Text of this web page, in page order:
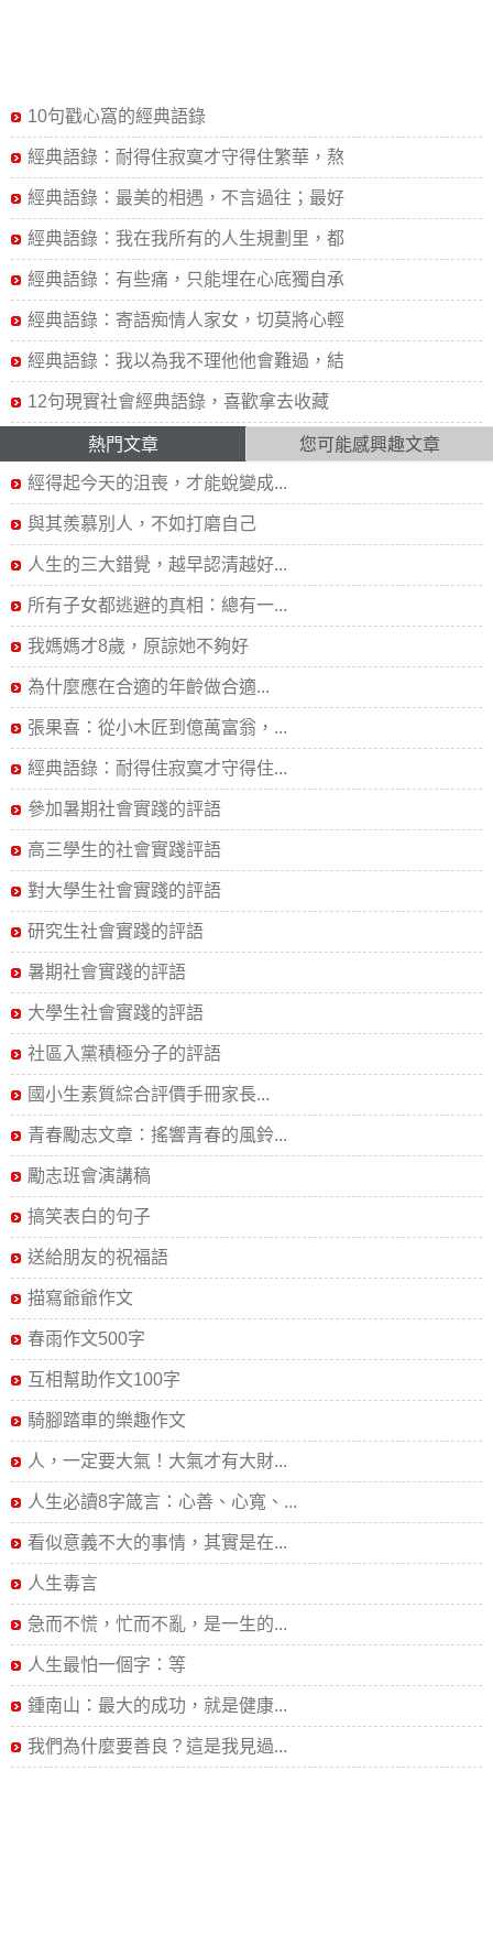
10句戳心窩的經典語錄
經典語錄：耐得住寂寞才守得住繁華，熬
經典語錄：最美的相遇，不言過往；最好
經典語錄：我在我所有的人生規劃里，都
經典語錄：有些痛，只能埋在心底獨自承
經典語錄：寄語痴情人家女，切莫將心輕
經典語錄：我以為我不理他他會難過，結
12句現實社會經典語錄，喜歡拿去收藏
熱門文章 您可能感興趣文章
經得起今天的沮喪，才能蛻變成...
與其羨慕別人，不如打磨自己
人生的三大錯覺，越早認清越好...
所有子女都逃避的真相：總有一...
我媽媽才8歲，原諒她不夠好
為什麼應在合適的年齡做合適...
張果喜：從小木匠到億萬富翁，...
經典語錄：耐得住寂寞才守得住...
參加暑期社會實踐的評語
高三學生的社會實踐評語
對大學生社會實踐的評語
研究生社會實踐的評語
暑期社會實踐的評語
大學生社會實踐的評語
社區入黨積極分子的評語
國小生素質綜合評價手冊家長...
青春勵志文章：搖響青春的風鈴...
勵志班會演講稿
搞笑表白的句子
送給朋友的祝福語
描寫爺爺作文
春雨作文500字
互相幫助作文100字
騎腳踏車的樂趣作文
人，一定要大氣！大氣才有大財...
人生必讀8字箴言：心善、心寬、...
看似意義不大的事情，其實是在...
人生毒言
急而不慌，忙而不亂，是一生的...
人生最怕一個字：等
鍾南山：最大的成功，就是健康...
我們為什麼要善良？這是我見過...